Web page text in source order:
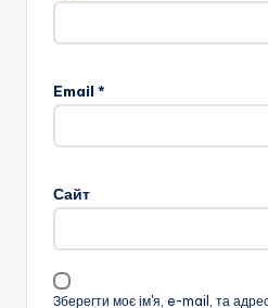
Email *
Сайт
Зберегти моє ім'я, e-mail, та